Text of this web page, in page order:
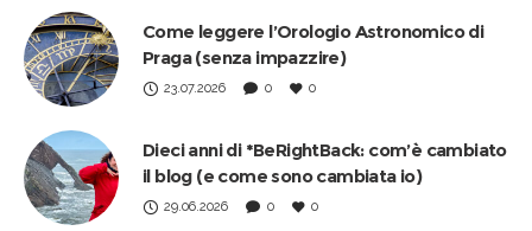
Come leggere l’Orologio Astronomico di
Praga (senza impazzire)
23.07.2026 0 0
Dieci anni di *BeRightBack: com’è cambiato
il blog (e come sono cambiata io)
29.06.2026 0 0